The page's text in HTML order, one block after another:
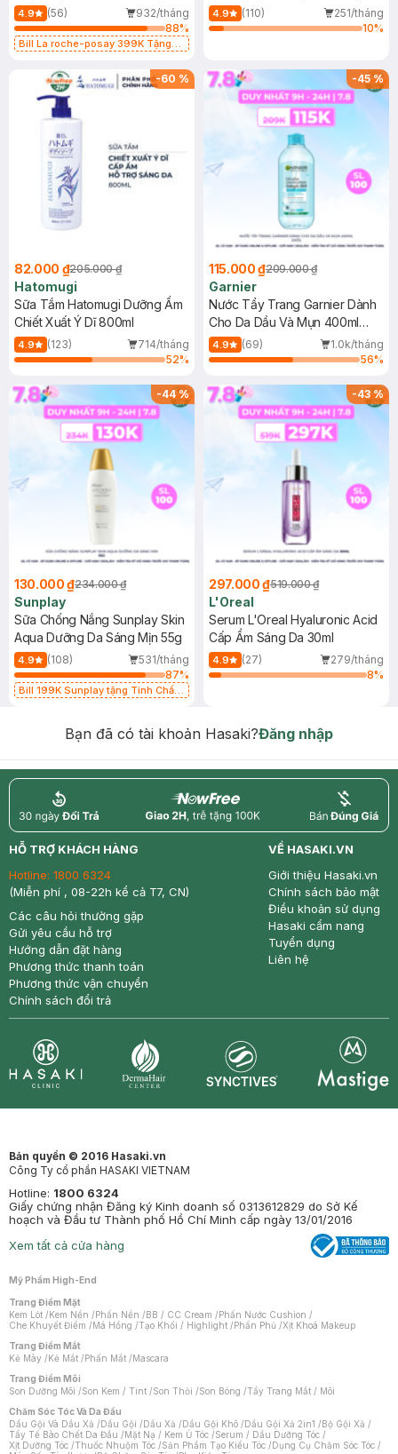
Dụng 40ml
4.9 (56)
932/tháng
88%
Bill La roche-posay 399K Tặng
(SL có hạn)
40ml
4.9 (110)
251/tháng
10%
-60 %
82.000 ₫205.000 ₫
Hatomugi
Sữa Tắm Hatomugi Dưỡng Ẩm
Chiết Xuất Ý Dĩ 800ml
4.9 (123)
714/tháng
52%
-45%
115.000 ₫209.000 ₫
Garnier
Nước Tẩy Trang Garnier Dành
Cho Da Dầu Và Mụn 400ml
(Mới)
4.9 (69)
1.0k/tháng
56%
-44%
130.000 ₫234.000 ₫
Sunplay
Sữa Chống Nắng Sunplay Skin
Aqua Dưỡng Da Sáng Mịn 55g
4.9 (108)
531/tháng
87%
Bill 199K Sunplay tặng Tinh Chất
-43%
297.000 ₫519.000 ₫
L'Oreal
Serum L'Oreal Hyaluronic Acid
Cấp Ẩm Sáng Da 30ml
4.9 (27)
279/tháng
8%
Bạn đã có tài khoản Hasaki?Đăng nhập
return nowfree price
HỖ TRỢ KHÁCH HÀNG
Hotline: 1800 6324
(Miễn phí , 08-22h kể cả T7, CN)
Các câu hỏi thường gặp
Gửi yêu cầu hỗ trợ
Hướng dẫn đặt hàng
Phương thức thanh toán
Phương thức vận chuyển
Chính sách đổi trả
VỀ HASAKI.VN
Giới thiệu Hasaki.vn
Chính sách bảo mật
Điều khoản sử dụng
Hasaki cẩm nang
Tuyển dụng
Liên hệ
Bản quyền © 2016 Hasaki.vn
Công Ty cổ phần HASAKI VIETNAM
Hotline: 1800 6324
Giấy chứng nhận Đăng ký Kinh doanh số 0313612829 do Sở Kế
hoạch và Đầu tư Thành phố Hồ Chí Minh cấp ngày 13/01/2016
Xem tất cả cửa hàng
Mỹ Phẩm High-End
Trang Điểm Mặt
Kem Lót /Kem Nền /Phấn Nền /BB / CC Cream /Phấn Nước Cushion /
Che Khuyết Điểm /Má Hồng /Tạo Khối / Highlight /Phấn Phủ /Xịt Khoá Makeup
Trang Điểm Mắt
Kẻ Mày /Kẻ Mắt /Phấn Mắt /Mascara
Trang Điểm Môi
Son Dưỡng Môi /Son Kem / Tint /Son Thỏi /Son Bóng /Tẩy Trang Mắt / Môi
Chăm Sóc Tóc Và Da Đầu
Dầu Gội Và Dầu Xả /Dầu Gội /Dầu Xả /Dầu Gội Khô /Dầu Gội Xả 2in1 /Bộ Gội Xả /
Tẩy Tế Bào Chết Da Đầu /Mặt Nạ / Kem Ủ Tóc /Serum / Dầu Dưỡng Tóc /
Xịt Dưỡng Tóc /Thuốc Nhuộm Tóc /Sản Phẩm Tạo Kiểu Tóc /Dụng Cụ Chăm Sóc Tóc /